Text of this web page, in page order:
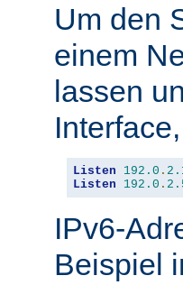
Um den
einem
lassen
Listen 192.0 .
Listen
192.0 .
IPv6-
Beispiel